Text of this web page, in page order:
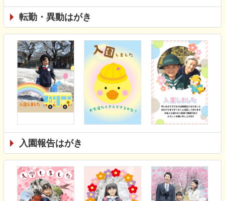
転勤・異動はがき
入園報告はがき